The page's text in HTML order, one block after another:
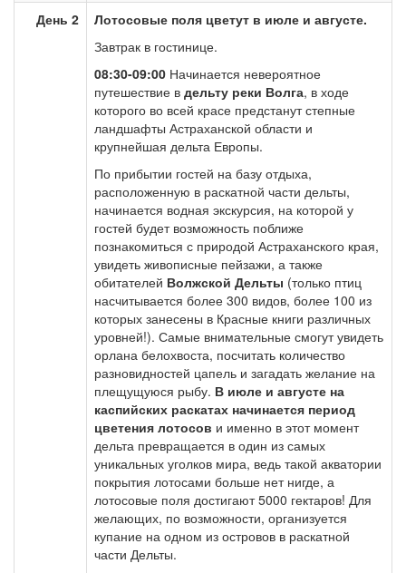
День 2
Лотосовые поля цветут в июле и августе.
Завтрак в гостинице.
08:30-09:00 Начинается невероятное
путешествие в дельту реки Волга, в ходе
которого во всей красе предстанут степные
ландшафты Астраханской области и
крупнейшая дельта Европы.
По прибытии гостей на базу отдыха,
расположенную в раскатной части дельты,
начинается водная экскурсия, на которой у
гостей будет возможность поближе
познакомиться с природой Астраханского края,
увидеть живописные пейзажи, а также
обитателей Волжской Дельты (только птиц
насчитывается более 300 видов, более 100 из
которых занесены в Красные книги различных
уровней!). Самые внимательные смогут увидеть
орлана белохвоста, посчитать количество
разновидностей цапель и загадать желание на
плещущуюся рыбу. В июле и августе на
каспийских раскатах начинается период
цветения лотосов и именно в этот момент
дельта превращается в один из самых
уникальных уголков мира, ведь такой акватории
покрытия лотосами больше нет нигде, а
лотосовые поля достигают 5000 гектаров! Для
желающих, по возможности, организуется
купание на одном из островов в раскатной
части Дельты.